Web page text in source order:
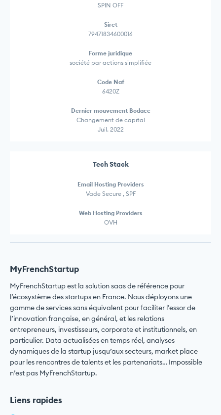
SPIN OFF
Siret
79471834600016
Forme juridique
société par actions simplifiée
Code Naf
6420Z
Dernier mouvement Bodacc
Changement de capital
Juil. 2022
Tech Stack
Email Hosting Providers
Vade Secure , SPF
Web Hosting Providers
OVH
MyFrenchStartup
MyFrenchStartup est la solution saas de référence pour
l’écosystème des startups en France. Nous déployons une
gamme de services sans équivalent pour faciliter l’essor de
l’innovation française, en général, et les relations
entrepreneurs, investisseurs, corporate et institutionnels, en
particulier. Data actualisées en temps réel, analyses
dynamiques de la startup jusqu’aux secteurs, market place
pour les rencontres de talents et les partenariats… Impossible
n’est pas MyFrenchStartup.
Liens rapides